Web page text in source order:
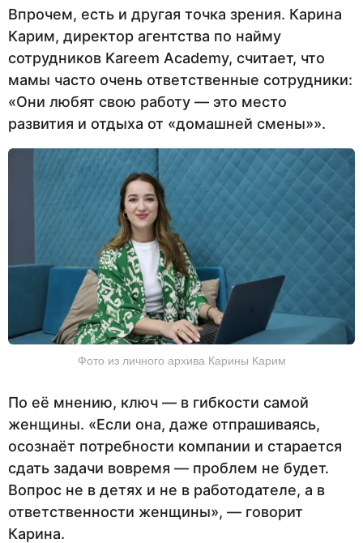
Впрочем, есть и другая точка зрения. Карина
Карим, директор агентства по найму
сотрудников Kareem Academy, считает, что
мамы часто очень ответственные сотрудники:
«Они любят свою работу — это место
развития и отдыха от «домашней смены»».
Фото из личного архива Карины Карим
По её мнению, ключ — в гибкости самой
женщины. «Если она, даже отпрашиваясь,
осознаёт потребности компании и старается
сдать задачи вовремя — проблем не будет.
Вопрос не в детях и не в работодателе, а в
ответственности женщины», — говорит
Карина.